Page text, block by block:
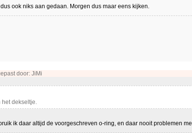
ook niks aan gedaan. Morgen dus maar eens kijken.
door: JiMi
dekseltje.
ik daar altijd de voorgeschreven o-ring, en daar nooit problemen